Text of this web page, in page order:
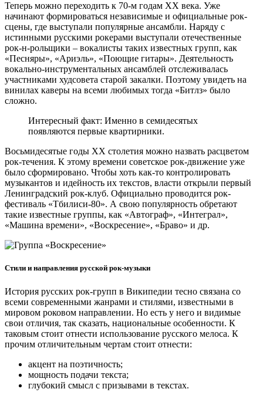
Теперь можно переходить к 70-м годам XX века. Уже
начинают формироваться независимые и официальные рок-
сцены, где выступали популярные ансамбли. Наряду с
истинными русскими рокерами выступали отечественные
рок-н-рольщики – вокалисты таких известных групп, как
«Песняры», «Ариэль», «Поющие гитары». Деятельность
вокально-инструментальных ансамблей отслеживалась
участниками худсовета старой закалки. Поэтому увидеть на
винилах каверы на всеми любимых тогда «Битлз» было
сложно.
Интересный факт: Именно в семидесятых
появляются первые квартирники.
Восьмидесятые годы XX столетия можно назвать расцветом
рок-течения. К этому времени советское рок-движение уже
было сформировано. Чтобы хоть как-то контролировать
музыкантов и идейность их текстов, власти открыли первый
Ленинградский рок-клуб. Официально проводится рок-
фестиваль «Тбилиси-80». А свою популярность обретают
такие известные группы, как «Автограф», «Интеграл»,
«Машина времени», «Воскресение», «Браво» и др.
Стили и направления русской рок-музыки
История русских рок-групп в Википедии тесно связана со
всеми современными жанрами и стилями, известными в
мировом роковом направлении. Но есть у него и видимые
свои отличия, так сказать, национальные особенности. К
таковым стоит отнести использование русского мелоса. К
прочим отличительным чертам стоит отнести:
акцент на поэтичность;
мощность подачи текста;
глубокий смысл с призывами в текстах.